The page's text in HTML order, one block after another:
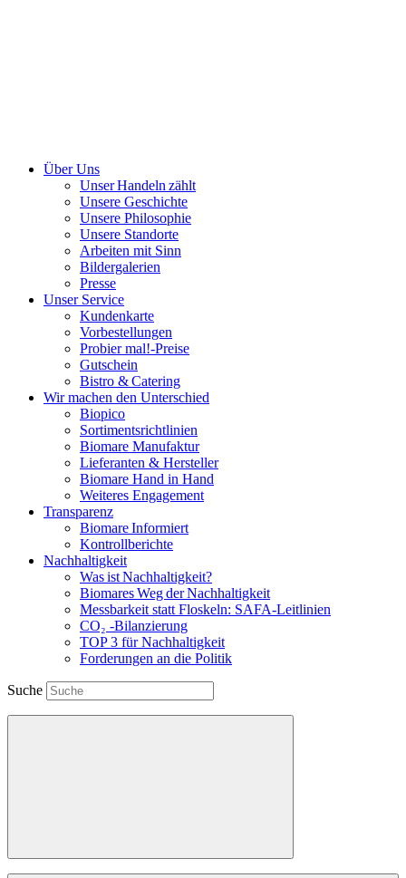
Über Uns
Unser Handeln zählt
Unsere Geschichte
Unsere Philosophie
Unsere Standorte
Arbeiten mit Sinn
Bildergalerien
Presse
Unser Service
Kundenkarte
Vorbestellungen
Probier mal!-Preise
Gutschein
Bistro & Catering
Wir machen den Unterschied
Biopico
Sortimentsrichtlinien
Biomare Manufaktur
Lieferanten & Hersteller
Biomare Hand in Hand
Weiteres Engagement
Transparenz
Biomare Informiert
Kontrollberichte
Nachhaltigkeit
Was ist Nachhaltigkeit?
Biomares Weg der Nachhaltigkeit
Messbarkeit statt Floskeln: SAFA-Leitlinien
CO₂ -Bilanzierung
TOP 3 für Nachhaltigkeit
Forderungen an die Politik
Suche